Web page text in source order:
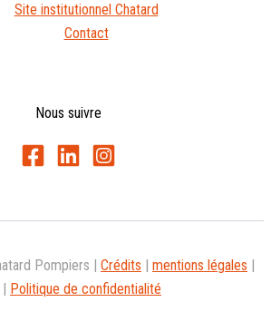
Site institutionnel Chatard
Contact
Nous suivre
Pompiers | Crédits | mentions légales |
| Politique de confidentialité